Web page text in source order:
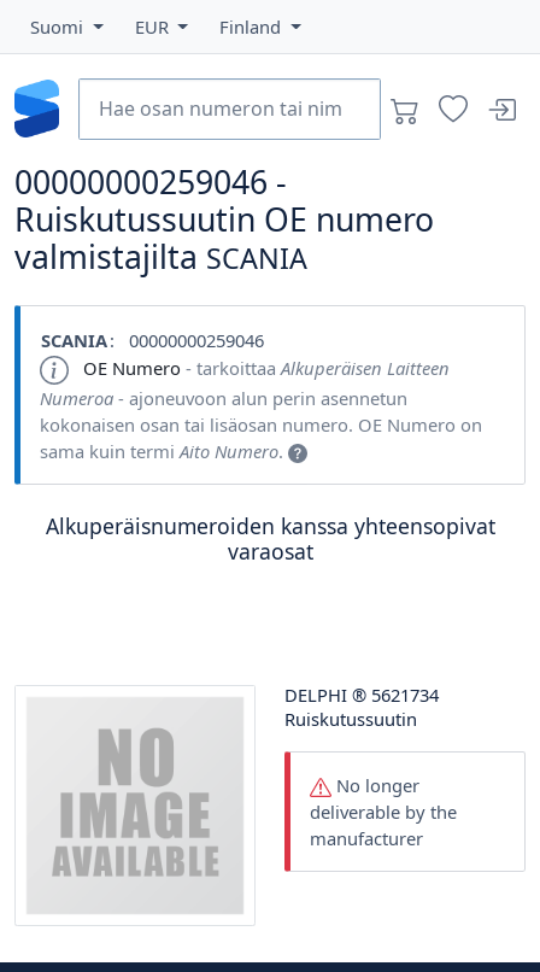
Suomi EUR Finland
00000000259046 -
Ruiskutussuutin OE numero
valmistajilta SCANIA
SCANIA: 00000000259046
OE Numero - tarkoittaa Alkuperäisen Laitteen
Numeroa - ajoneuvoon alun perin asennetun
kokonaisen osan tai lisäosan numero. OE Numero on
sama kuin termi Aito Numero.
Alkuperäisnumeroiden kanssa yhteensopivat
varaosat
DELPHI ® 5621734
Ruiskutussuutin
No longer
deliverable by the
manufacturer